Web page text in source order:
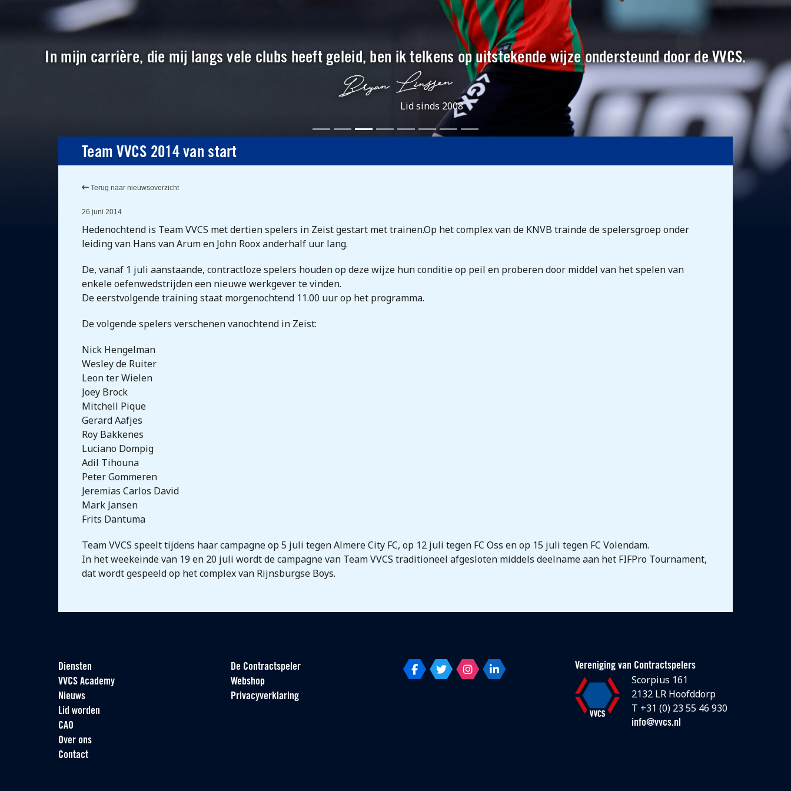
In mijn carrière, die mij langs vele clubs heeft geleid, ben ik telkens op uitstekende wijze ondersteund door de VVCS.
Lid sinds 2008
Team VVCS 2014 van start
Terug naar nieuwsoverzicht
26 juni 2014
Hedenochtend is Team VVCS met dertien spelers in Zeist gestart met trainen.Op het complex van de KNVB trainde de spelersgroep onder
leiding van Hans van Arum en John Roox anderhalf uur lang.
De, vanaf 1 juli aanstaande, contractloze spelers houden op deze wijze hun conditie op peil en proberen door middel van het spelen van
enkele oefenwedstrijden een nieuwe werkgever te vinden.
De eerstvolgende training staat morgenochtend 11.00 uur op het programma.
De volgende spelers verschenen vanochtend in Zeist:
Nick Hengelman
Wesley de Ruiter
Leon ter Wielen
Joey Brock
Mitchell Pique
Gerard Aafjes
Roy Bakkenes
Luciano Dompig
Adil Tihouna
Peter Gommeren
Jeremias Carlos David
Mark Jansen
Frits Dantuma
Team VVCS speelt tijdens haar campagne op 5 juli tegen Almere City FC, op 12 juli tegen FC Oss en op 15 juli tegen FC Volendam.
In het weekeinde van 19 en 20 juli wordt de campagne van Team VVCS traditioneel afgesloten middels deelname aan het FIFPro Tournament,
dat wordt gespeeld op het complex van Rijnsburgse Boys.
Diensten
VVCS Academy
Nieuws
Lid worden
CAO
Over ons
Contact
De Contractspeler
Webshop
Privacyverklaring
Vereniging van Contractspelers
Scorpius 161
2132 LR Hoofddorp
T +31 (0) 23 55 46 930
info@vvcs.nl